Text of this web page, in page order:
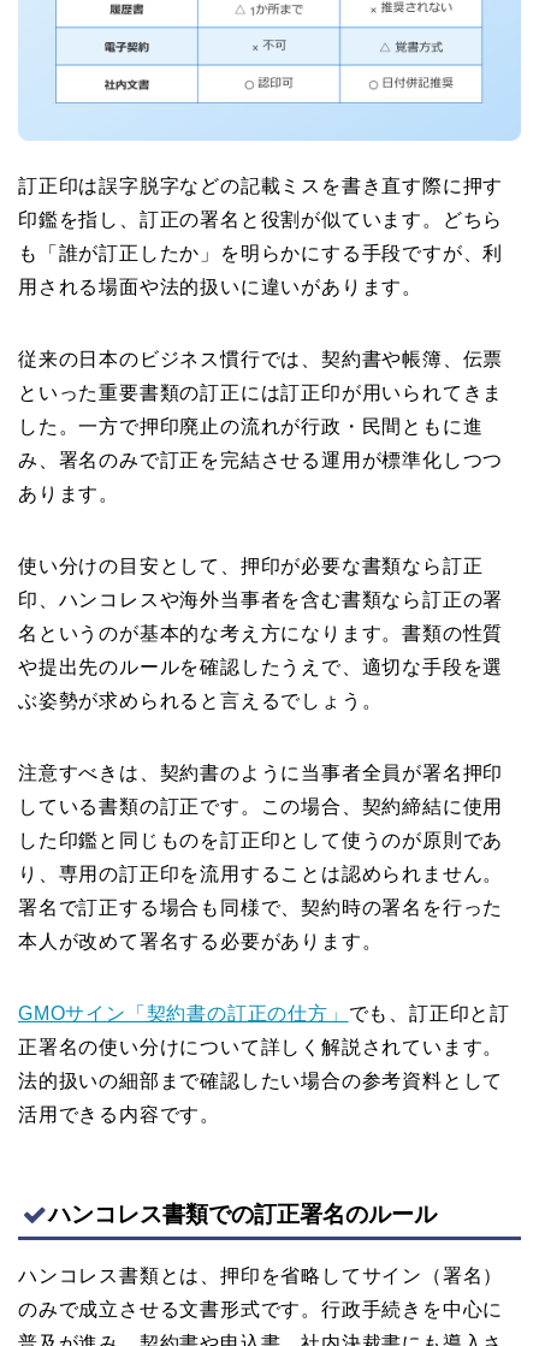
訂正印は誤字脱字などの記載ミスを書き直す際に押す
印鑑を指し、訂正の署名と役割が似ています。どちら
も「誰が訂正したか」を明らかにする手段ですが、利
用される場面や法的扱いに違いがあります。
従来の日本のビジネス慣行では、契約書や帳簿、伝票
といった重要書類の訂正には訂正印が用いられてきま
した。一方で押印廃止の流れが行政・民間ともに進
み、署名のみで訂正を完結させる運用が標準化しつつ
あります。
使い分けの目安として、押印が必要な書類なら訂正
印、ハンコレスや海外当事者を含む書類なら訂正の署
名というのが基本的な考え方になります。書類の性質
や提出先のルールを確認したうえで、適切な手段を選
ぶ姿勢が求められると言えるでしょう。
注意すべきは、契約書のように当事者全員が署名押印
している書類の訂正です。この場合、契約締結に使用
した印鑑と同じものを訂正印として使うのが原則であ
り、専用の訂正印を流用することは認められません。
署名で訂正する場合も同様で、契約時の署名を行った
本人が改めて署名する必要があります。
GMOサイン「契約書の訂正の仕方」 でも、訂正印と訂
正署名の使い分けについて詳しく解説されています。
法的扱いの細部まで確認したい場合の参考資料として
活用できる内容です。
ハンコレス書類での訂正署名のルール
ハンコレス書類とは、押印を省略してサイン（署名）
のみで成立させる文書形式です。行政手続きを中心に